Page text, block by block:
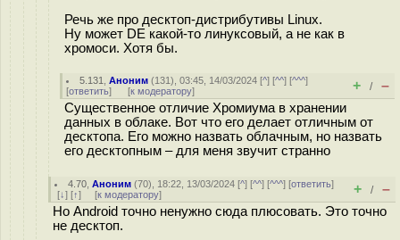
Речь же про десктоп-дистрибутивы Linux.
Ну может DE какой-то линуксовый, а не как в
хромоси. Хотя бы.
5.131 ,Аноним (131), 03:45, 14/03/2024 [^] [^^] [^^^]
[ответить] [к модератору] + / –
Существенное отличие Хромиума в хранении
данных в облаке. Вот что его делает отличным от
десктопа. Его можно назвать облачным, но назвать
его десктопным – для меня звучит странно
4.70 ,Аноним (70), 18:22, 13/03/2024 [^] [^^] [^^^] [ответить]
[↓] [↑] [к модератору] + / –
Но Android точно ненужно сюда плюсовать. Это точно
не десктоп.